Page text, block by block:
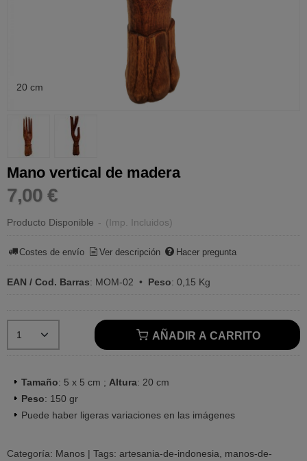
20 cm
Mano vertical de madera
7,00 €
Producto Disponible - (Imp. Incluidos)
Costes de envío Ver descripción Hacer pregunta
EAN / Cod. Barras: MOM-02 • Peso: 0,15 Kg
AÑADIR A CARRITO
Tamaño: 5 x 5 cm ; Altura: 20 cm
Peso: 150 gr
Puede haber ligeras variaciones en las imágenes
Categoría: Manos | Tags: artesania-de-indonesia
manos-de-